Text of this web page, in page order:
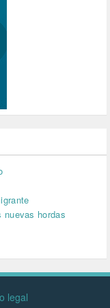
nuevas hordas
legal